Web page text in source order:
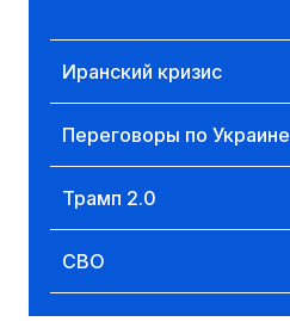
Иранский кризис
Переговоры по Украине
Трамп 2.0
СВО